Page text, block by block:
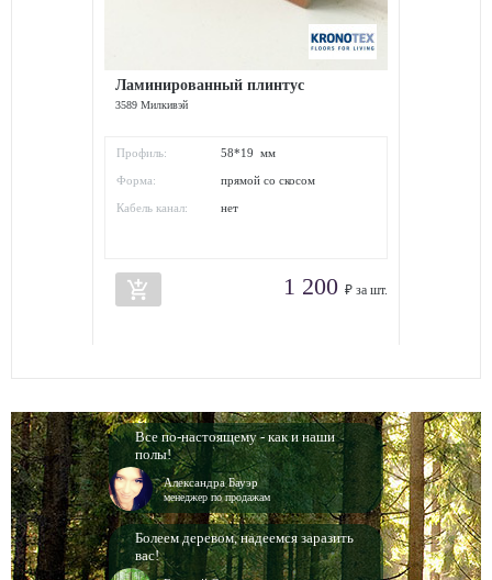
Ламинированный плинтус
3589 Милкивэй
Профиль: 58*19 мм
Форма: прямой со скосом
Кабель канал: нет
add_shopping_cart 1 200 ₽ за шт.
Все по-настоящему - как и наши
полы!
Александра Бауэр
менеджер по продажам
Болеем деревом, надеемся заразить
вас!